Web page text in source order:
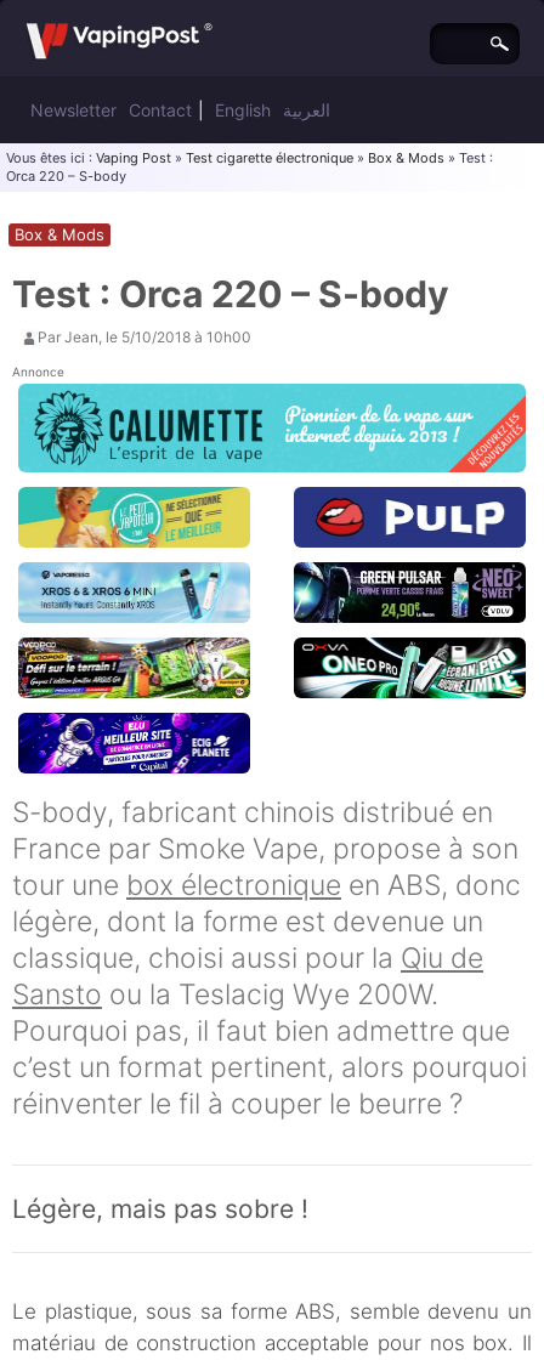
Newsletter Contact English العربية
Vous êtes ici : Vaping Post » Test cigarette électronique » Box & Mods » Test :
Orca 220 – S-body
Test : Orca 220 – S-body
Box & Mods
Par Jean, le 5/10/2018 à 10h00
Annonce
S-body, fabricant chinois distribué en
France par Smoke Vape, propose à son
tour une box électronique en ABS, donc
légère, dont la forme est devenue un
classique, choisi aussi pour la Qiu de
Sansto ou la Teslacig Wye 200W.
Pourquoi pas, il faut bien admettre que
c’est un format pertinent, alors pourquoi
réinventer le fil à couper le beurre ?
Légère, mais pas sobre !
Le plastique, sous sa forme ABS, semble devenu un
matériau de construction acceptable pour nos box. Il